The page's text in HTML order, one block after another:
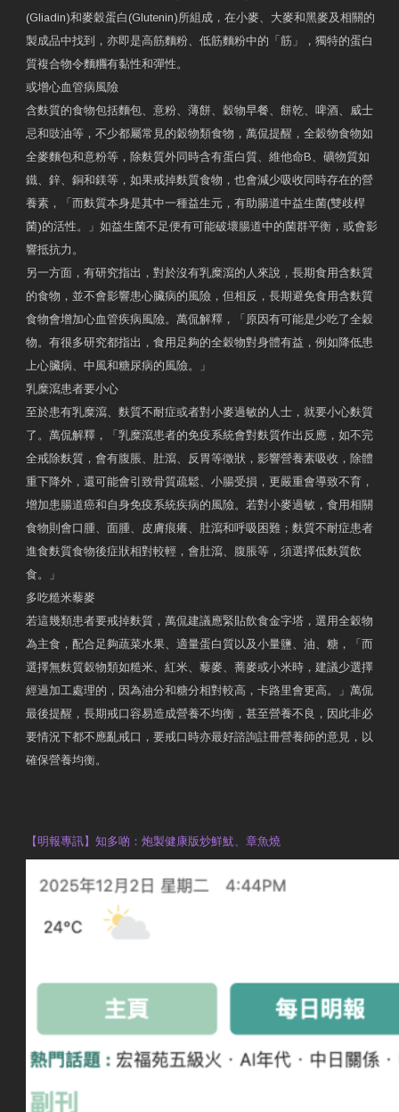
(Gliadin)和麥穀蛋白(Glutenin)所組成，在小麥、大麥和黑麥及相關的
製成品中找到，亦即是高筋麵粉、低筋麵粉中的「筋」，獨特的蛋白
質複合物令麵糰有黏性和彈性。
或增心血管病風險
含麩質的食物包括麵包、意粉、薄餅、穀物早餐、餅乾、啤酒、威士
忌和豉油等，不少都屬常見的穀物類食物，萬侃提醒，全穀物食物如
全麥麵包和意粉等，除麩質外同時含有蛋白質、維他命B、礦物質如
鐵、鋅、銅和鎂等，如果戒掉麩質食物，也會減少吸收同時存在的營
養素，「而麩質本身是其中一種益生元，有助腸道中益生菌(雙歧桿
菌)的活性。」如益生菌不足便有可能破壞腸道中的菌群平衡，或會影
響抵抗力。
另一方面，有研究指出，對於沒有乳糜瀉的人來說，長期食用含麩質
的食物，並不會影響患心臟病的風險，但相反，長期避免食用含麩質
食物會增加心血管疾病風險。萬侃解釋，「原因有可能是少吃了全穀
物。有很多研究都指出，食用足夠的全穀物對身體有益，例如降低患
上心臟病、中風和糖尿病的風險。」
乳糜瀉患者要小心
至於患有乳糜瀉、麩質不耐症或者對小麥過敏的人士，就要小心麩質
了。萬侃解釋，「乳糜瀉患者的免疫系統會對麩質作出反應，如不完
全戒除麩質，會有腹脹、肚瀉、反胃等徵狀，影響營養素吸收，除體
重下降外，還可能會引致骨質疏鬆、小腸受損，更嚴重會導致不育，
增加患腸道癌和自身免疫系統疾病的風險。若對小麥過敏，食用相關
食物則會口腫、面腫、皮膚痕癢、肚瀉和呼吸困難；麩質不耐症患者
進食麩質食物後症狀相對較輕，會肚瀉、腹脹等，須選擇低麩質飲
食。」
多吃糙米藜麥
若這幾類患者要戒掉麩質，萬侃建議應緊貼飲食金字塔，選用全穀物
為主食，配合足夠蔬菜水果、適量蛋白質以及小量鹽、油、糖，「而
選擇無麩質穀物類如糙米、紅米、藜麥、蕎麥或小米時，建議少選擇
經過加工處理的，因為油分和糖分相對較高，卡路里會更高。」萬侃
最後提醒，長期戒口容易造成營養不均衡，甚至營養不良，因此非必
要情況下都不應亂戒口，要戒口時亦最好諮詢註冊營養師的意見，以
確保營養均衡。
【明報專訊】知多啲：炮製健康版炒鮮魷、章魚燒